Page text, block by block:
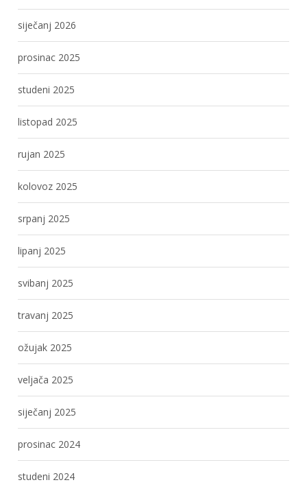
siječanj 2026
prosinac 2025
studeni 2025
listopad 2025
rujan 2025
kolovoz 2025
srpanj 2025
lipanj 2025
svibanj 2025
travanj 2025
ožujak 2025
veljača 2025
siječanj 2025
prosinac 2024
studeni 2024